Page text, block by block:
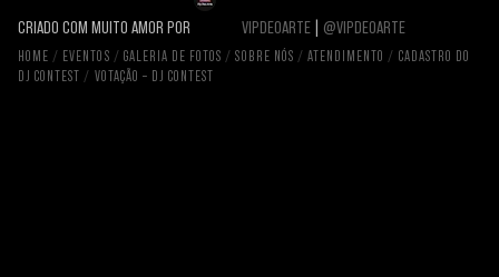
CRIADO COM MUITO AMOR POR VIPDEOARTE @VIPDEOARTE
HOME EVENTOS GALERIA DE FOTOS SOBRE NÓS ATENDIMENTO
CADASTRO DO
DJ CONTEST
VOTAÇÃO – DJ CONTEST